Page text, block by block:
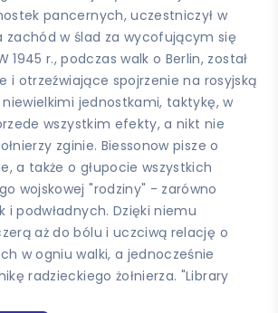
pancernych, uczestniczył w
zachód w ślad za wycofującym się
r., podczas walk o Berlin, został
i otrzeźwiające spojrzenie na rosyjską
jednostkami, taktykę, w
wszystkim efekty, a nikt nie
zginie. Biessonow pisze o
a także o głupocie wszystkich
wojskowej "rodziny" - zarówno
i podwładnych. Dzięki niemu
aż do bólu i uczciwą relację o
w ogniu walki, a jednocześnie
radzieckiego żołnierza. "Library